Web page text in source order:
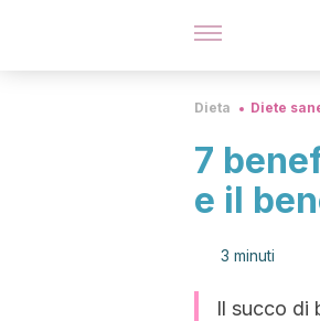
Dieta Diete
7
e il
3 minuti
Il succo di